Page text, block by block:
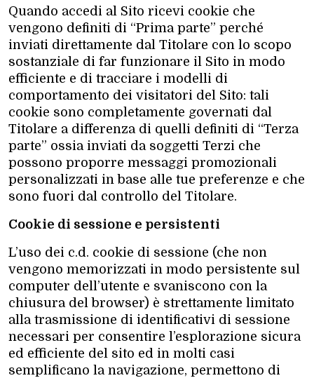
Quando accedi al Sito ricevi cookie che
vengono definiti di “Prima parte” perché
inviati direttamente dal Titolare con lo scopo
sostanziale di far funzionare il Sito in modo
efficiente e di tracciare i modelli di
comportamento dei visitatori del Sito: tali
cookie sono completamente governati dal
Titolare a differenza di quelli definiti di “Terza
parte” ossia inviati da soggetti Terzi che
possono proporre messaggi promozionali
personalizzati in base alle tue preferenze e che
sono fuori dal controllo del Titolare.
Cookie di sessione e persistenti
L’uso dei c.d. cookie di sessione (che non
vengono memorizzati in modo persistente sul
computer dell’utente e svaniscono con la
chiusura del browser) è strettamente limitato
alla trasmissione di identificativi di sessione
necessari per consentire l’esplorazione sicura
ed efficiente del sito ed in molti casi
semplificano la navigazione, permettono di